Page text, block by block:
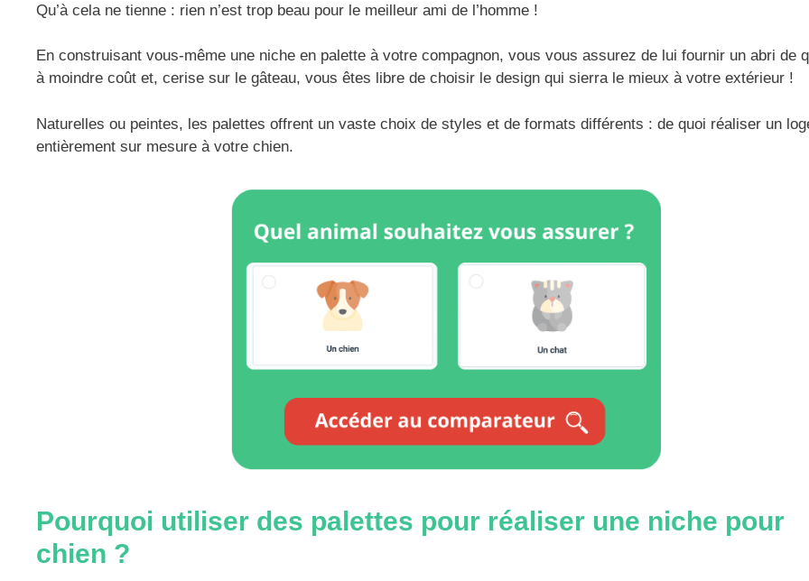
Qu’à cela ne tienne : rien n’est trop beau pour le meilleur ami de l’homme !
En construisant vous-même une niche en palette à votre compagnon, vous vous assurez de lui fournir un abri de
à moindre coût et, cerise sur le gâteau, vous êtes libre de choisir le design qui sierra le mieux à votre extérieur !
Naturelles ou peintes, les palettes offrent un vaste choix de styles et de formats différents : de quoi réaliser un
entièrement sur mesure à votre chien.
Pourquoi utiliser des palettes pour réaliser une niche pour
chien ?